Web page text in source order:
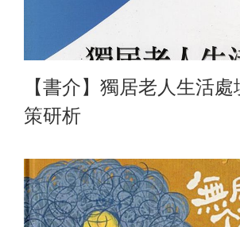
【書介】獨居老人生活
策研析